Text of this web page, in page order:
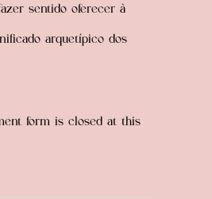
sentido oferecer à
arquetípico dos
form is closed at this